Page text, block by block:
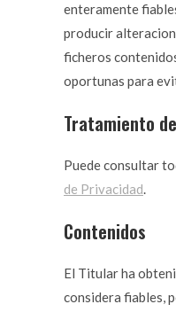
enteramente
producir
ficheros
oportunas para
Tratamiento
Puede consultar
de Privacidad.
Contenidos
El Titular ha
considera fiables,